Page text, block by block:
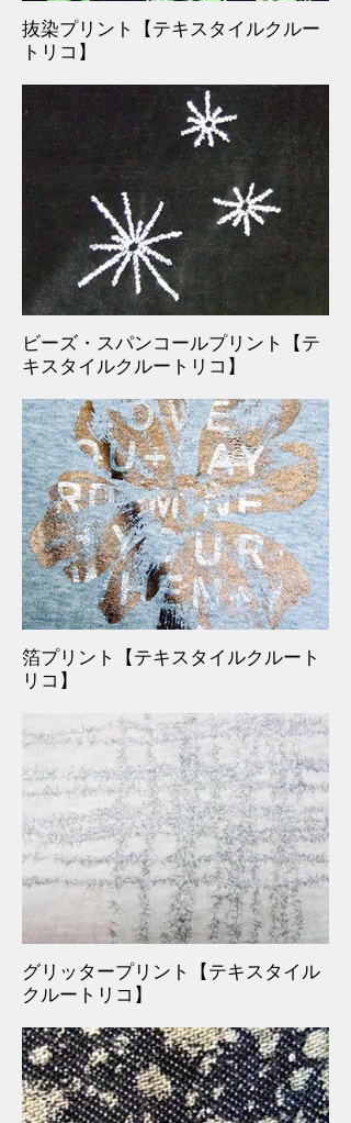
抜染プリント【テキスタイルクルー
トリコ】
ビーズ・スパンコールプリント【テ
キスタイルクルートリコ】
箔プリント【テキスタイルクルート
リコ】
グリッタープリント【テキスタイル
クルートリコ】